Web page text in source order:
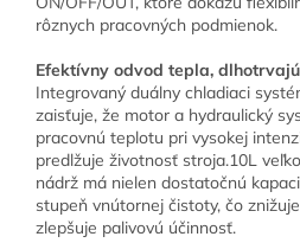
rôznych pracovných podmienok.
Efektívny odvod tepla,
Integrovaný duálny chladiaci
zaisťuje, že motor a hydraulický
pracovnú teplotu pri vysokej
predlžuje životnosť stroja.10L
nádrž má nielen dostatočnú
stupeň vnútornej čistoty, čo
zlepšuje palivovú účinnosť.